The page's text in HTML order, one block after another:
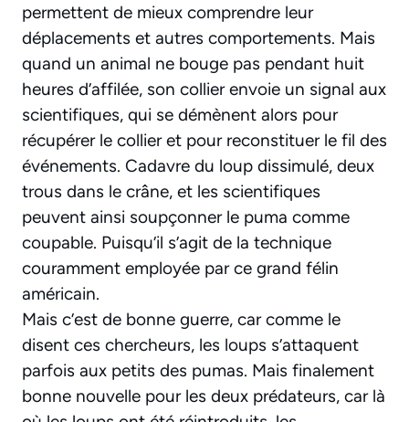
permettent de mieux comprendre leur
déplacements et autres comportements. Mais
quand un animal ne bouge pas pendant huit
heures d’affilée, son collier envoie un signal aux
scientifiques, qui se démènent alors pour
récupérer le collier et pour reconstituer le fil des
événements. Cadavre du loup dissimulé, deux
trous dans le crâne, et les scientifiques
peuvent ainsi soupçonner le puma comme
coupable. Puisqu’il s’agit de la technique
couramment employée par ce grand félin
américain.
Mais c’est de bonne guerre, car comme le
disent ces chercheurs, les loups s’attaquent
parfois aux petits des pumas. Mais finalement
bonne nouvelle pour les deux prédateurs, car là